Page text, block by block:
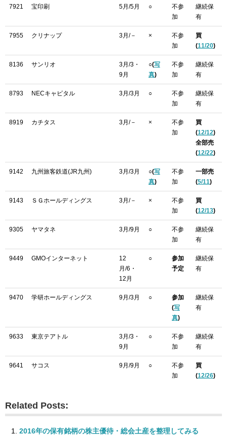
7921 宝印刷 5月/5月 ○
不参
加
継続保
有
7955 クリナップ 3月/－ ×
不参
加
買
(11/20)
8136 サンリオ
3月/3・
9月
○(写
真)
不参
加
継続保
有
8793 NECキャピタル 3月/3月 ○
不参
加
継続保
有
8919 カチタス 3月/－ ×
不参
加
買
(12/12)
全部売
(12/22)
9142 九州旅客鉄道(JR九州) 3月/3月 ○(写
真)
不参
加
一部売
(5/11)
9143 ＳＧホールディングス 3月/－ ×
不参
加
買
(12/13)
9305 ヤマタネ 3月/9月 ○
不参
加
継続保
有
9449 GMOインターネット
12
月/6・
12月
○
参加
予定
継続保
有
9470 学研ホールディングス 9月/3月 ○
参加
(写
真)
継続保
有
9633 東京テアトル
3月/3・
9月
○
不参
加
継続保
有
9641 サコス 9月/9月 ○
不参
加
買
(12/26)
Related Posts:
2016年の保有銘柄の株主優待・総会土産を整理してみる